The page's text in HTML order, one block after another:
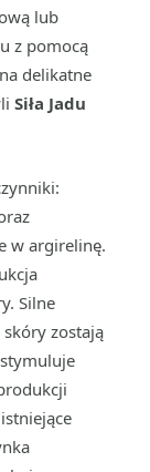
lub
z pomocą
delikatne
Siła Jadu
w argirelinę.
Silne
skóry zostają